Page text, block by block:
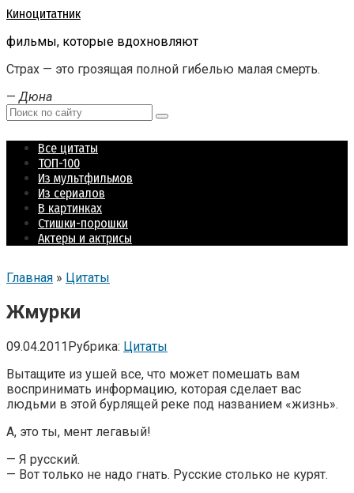
Перейти
контенту
Киноцитатник
фильмы, которые вдохновляют
Страх — это грозящая полной гибелью малая смерть.
—Дюна
Поиск:
Все цитаты
ТОП-100
Из мультфильмов
Из сериалов
В картинках
Стишки-порошки
Актеры и актрисы
Главная » Цитаты
Жмурки
09.04.2011Рубрика: Цитаты
Вытащите из ушей все, что может помешать вам
воспринимать информацию, которая сделает вас
людьми в этой бурлящей реке под названием «жизнь».
А, это ты, мент легавый!
— Я русский.
— Вот только не надо гнать. Русские столько не курят.